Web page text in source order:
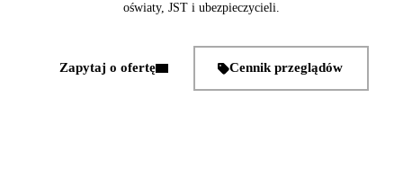
oświaty, JST i ubezpieczycieli.
Zapytaj o ofertę Cennik przeglądów